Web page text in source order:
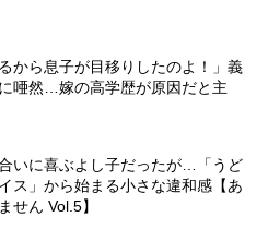
から息子が目移りしたのよ！」義
唖然…嫁の高学歴が原因だと主
いに喜ぶよし子だったが…「うど
ス」から始まる小さな違和感【あ
せん Vol.5】